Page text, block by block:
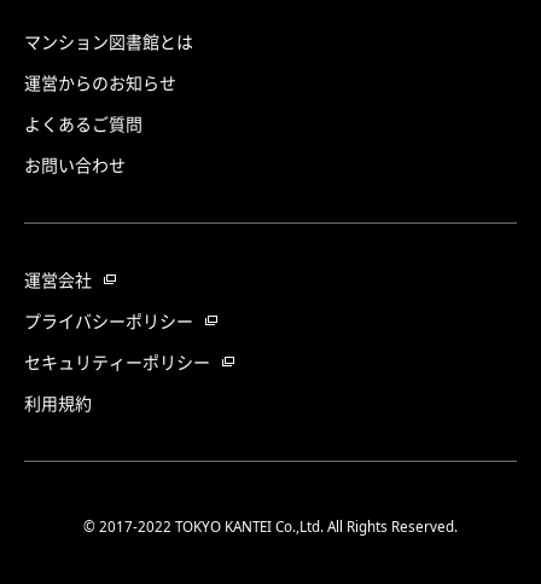
マンション図書館とは
運営からのお知らせ
よくあるご質問
お問い合わせ
運営会社
プライバシーポリシー
セキュリティーポリシー
利用規約
© 2017-2022 TOKYO KANTEI Co.,Ltd. All Rights Reserved.